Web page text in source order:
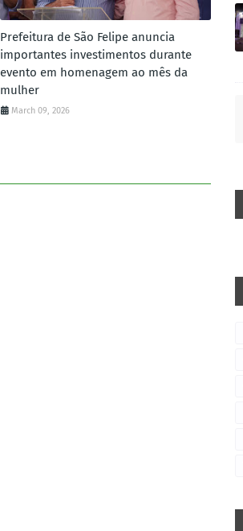
Prefeitura de São Felipe anuncia
importantes investimentos durante
evento em homenagem ao mês da
mulher
March 09, 2026